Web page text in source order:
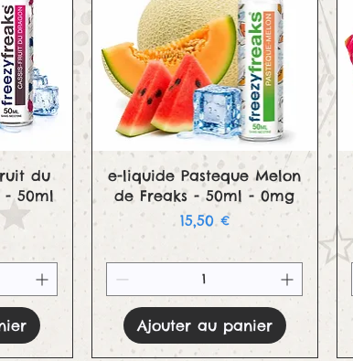
du
- 50ml
Aperçu rapide
e-liquide Pasteque Melon
de Freaks - 50ml - 0mg
Prix
15,50 €
Ajouter au panier